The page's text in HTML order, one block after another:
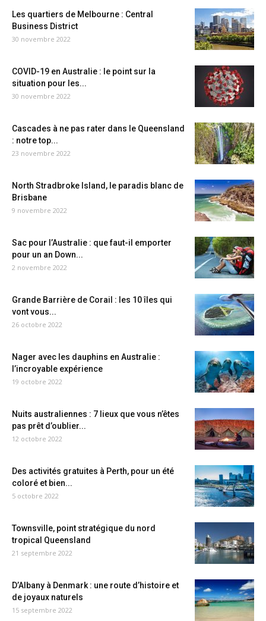
Les quartiers de Melbourne : Central
Business District
30 novembre 2022
COVID-19 en Australie : le point sur la
situation pour les...
30 novembre 2022
Cascades à ne pas rater dans le Queensland
: notre top...
23 novembre 2022
North Stradbroke Island, le paradis blanc de
Brisbane
9 novembre 2022
Sac pour l’Australie : que faut-il emporter
pour un an Down...
2 novembre 2022
Grande Barrière de Corail : les 10 îles qui
vont vous...
26 octobre 2022
Nager avec les dauphins en Australie :
l’incroyable expérience
19 octobre 2022
Nuits australiennes : 7 lieux que vous n’êtes
pas prêt d’oublier...
12 octobre 2022
Des activités gratuites à Perth, pour un été
coloré et bien...
5 octobre 2022
Townsville, point stratégique du nord
tropical Queensland
21 septembre 2022
D’Albany à Denmark : une route d’histoire et
de joyaux naturels
15 septembre 2022